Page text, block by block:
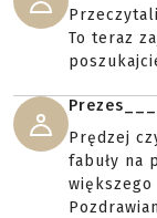
To teraz
Prędzej
fabuły na